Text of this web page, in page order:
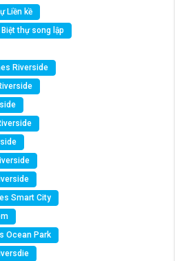
Liền kề
Biệt thự song lập
Riverside
Smart City
Ocean Park